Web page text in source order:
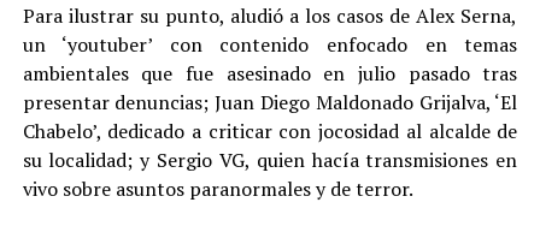
Para ilustrar su punto, aludió a los casos de Alex Serna,
un ‘youtuber’ con contenido enfocado en temas
ambientales que fue asesinado en julio pasado tras
presentar denuncias; Juan Diego Maldonado Grijalva, ‘El
Chabelo’, dedicado a criticar con jocosidad al alcalde de
su localidad; y Sergio VG, quien hacía transmisiones en
vivo sobre asuntos paranormales y de terror.